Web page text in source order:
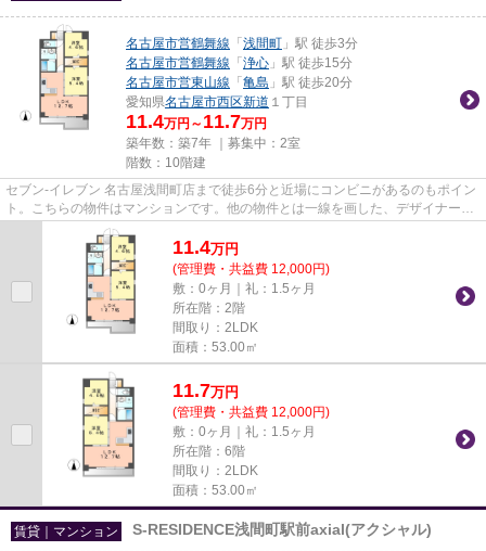
名古屋市営鶴舞線 「 浅間町 」駅 徒歩3分
名古屋市営鶴舞線 「 浄心 」駅 徒歩15分
名古屋市営東山線 「 亀島 」駅 徒歩20分
愛知県名古屋市西区新道 １丁目
11.4万円～ 11.7万円
築年数：築7年 ｜募集中： 2室
階数：10階建
セブン‐イレブン 名古屋浅間町店まで徒歩6分と近場にコンビニがあるのもポイン
ト。こちらの物件はマンションです。他の物件とは一線を画した、デザイナーズ
物件となっております。共用...
11.4万円
(管理費・共益費 12,000円)
敷：0ヶ月｜礼：1.5ヶ月
所在階：2階
間取り：2LDK
面積：53.00㎡
11.7万円
(管理費・共益費 12,000円)
敷：0ヶ月｜礼：1.5ヶ月
所在階：6階
間取り：2LDK
面積：53.00㎡
賃貸｜マンション S-RESIDENCE浅間町駅前axial(アクシャル)